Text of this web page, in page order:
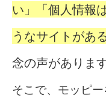
い」「個人情報
うなサイトがあ
念の声があります
そこで、モッピ